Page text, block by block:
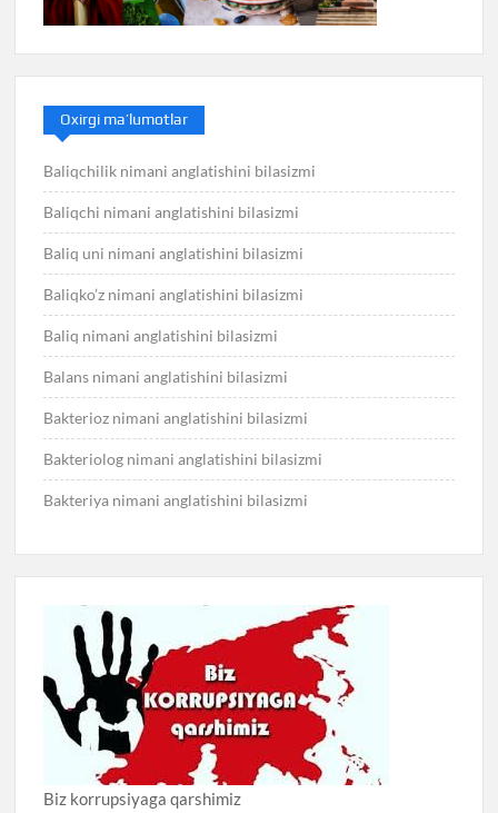
Oxirgi ma’lumotlar
Baliqchilik nimani anglatishini bilasizmi
Baliqchi nimani anglatishini bilasizmi
Baliq uni nimani anglatishini bilasizmi
Baliqko’z nimani anglatishini bilasizmi
Baliq nimani anglatishini bilasizmi
Balans nimani anglatishini bilasizmi
Bakterioz nimani anglatishini bilasizmi
Bakteriolog nimani anglatishini bilasizmi
Bakteriya nimani anglatishini bilasizmi
Biz korrupsiyaga qarshimiz